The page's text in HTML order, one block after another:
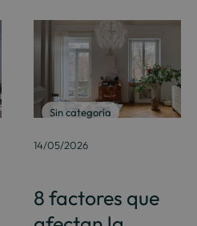
Sin categoría
14/05/2026
8 factores que